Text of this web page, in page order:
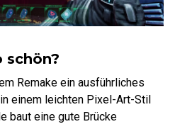
schön?
Remake ein ausführliches
einem leichten Pixel-Art-Stil
baut eine gute Brücke